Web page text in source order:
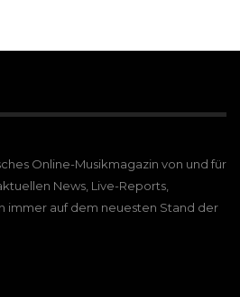
Online-Musikmagazin von und für
News, Live-Reports,
immer auf dem neuesten Stand der